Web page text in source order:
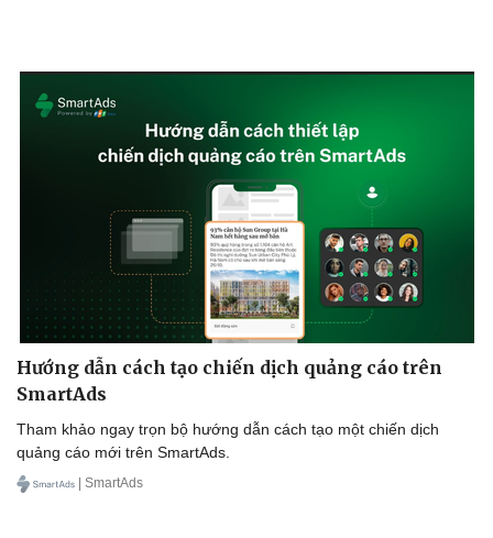
Sức khỏe
Dinh dưỡng - món ngon
Cây thuốc
Sản phụ khoa
Nhi khoa
Nam khoa
Làm đẹp - giảm cân
Phòng mạch online
Đời sống
Nhà đẹp
Blog
Hướng dẫn cách tạo chiến dịch quảng cáo trên
SmartAds
Tham khảo ngay trọn bộ hướng dẫn cách tạo một chiến dịch
quảng cáo mới trên SmartAds.
| SmartAds